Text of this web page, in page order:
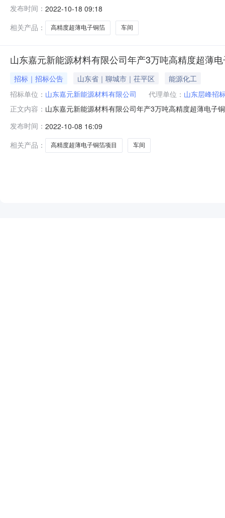
宁风平电话：19963598118三、招标项目名称：山东嘉
招标方
发布时间： 2022-10-18 09:18
相关产品：
高精度超薄电子铜箔 车间
山东嘉元新能源材料有限公司年产3万吨高精度超薄
招标｜招标公告 山东省｜聊城市｜茌平区
能源化工
招标单位： 山东嘉元新能源材料有限公司 代理单位： 山东层峰招
正文内容： 山东嘉元新能源材料有限公司年产3万吨高精度超薄电子
箔项目（二期工程）4#车间项目的投标，1.招标条件本
准建设，招标人为山东嘉元新能源
发布时间： 2022-10-08 16:09
相关产品：
高精度超薄电子铜箔项目 车间